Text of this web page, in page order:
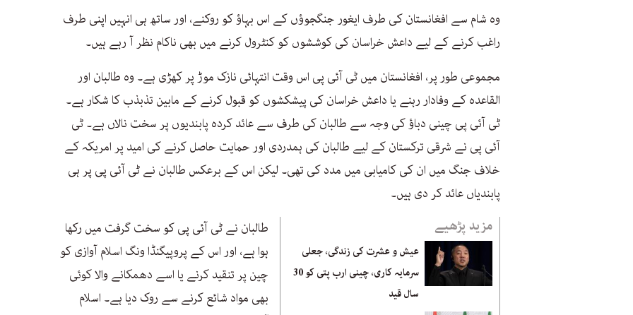
وہ شام سے افغانستان کی طرف ایغور جنگجوؤں کے اس بہاؤ کو روکنے، اور ساتھ ہی انہیں اپنی طرف
راغب کرنے کے لیے داعش خراسان کی کوششوں کو کنٹرول کرنے میں بھی ناکام نظر آ رہے ہیں۔
مجموعی طور پر، افغانستان میں ٹی آئی پی اس وقت انتہائی نازک موڑ پر کھڑی ہے۔ وہ طالبان اور
القاعدہ کے وفادار رہنے یا داعش خراسان کی پیشکشوں کو قبول کرنے کے مابین تذبذب کا شکار ہے۔
ٹی آئی پی چینی دباؤ کی وجہ سے طالبان کی طرف سے عائد کردہ پابندیوں پر سخت نالاں ہے۔ ٹی
آئی پی نے شرقی ترکستان کے لیے طالبان کی ہمدردی اور حمایت حاصل کرنے کی امید پر امریکہ کے
خلاف جنگ میں ان کی کامیابی میں مدد کی تھی۔ لیکن اس کے برعکس طالبان نے ٹی آئی پی پر ہی
پابندیاں عائد کر دی ہیں۔
مزید پڑھیے
عیش و عشرت کی زندگی، جعلی
سرمایہ کاری، چینی ارب پتی کو 30
سال قید
طالبان نے ٹی آئی پی کو سخت گرفت میں رکھا
ہوا ہے، اور اس کے پروپیگنڈا ونگ اسلام آوازی کو
چین پر تنقید کرنے یا اسے دھمکانے والا کوئی
بھی مواد شائع کرنے سے روک دیا ہے۔ اسلام